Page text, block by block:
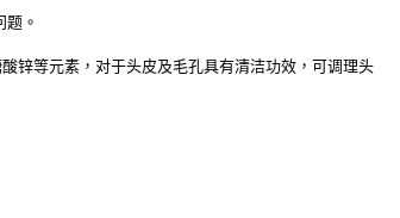
。
锌等元素，对于头皮及毛孔具有清洁功效，可调理头